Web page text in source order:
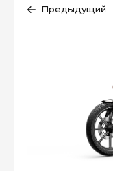
Предыдущий